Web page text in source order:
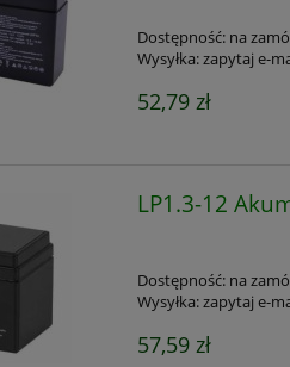
Dostępność: na
Wysyłka:zapytaj e-
52,79 zł
LP1.3-12
Dostępność: na
Wysyłka:zapytaj e-
57,59 zł